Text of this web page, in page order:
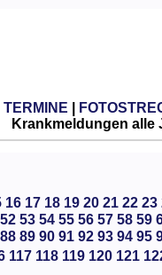
TERMINE
Krankmeldungen alle
16 17 18 19 20 21 22 23
52 53 54 55 56 57 58 59
88 89 90 91 92 93 94 95
117 118 119 120 121